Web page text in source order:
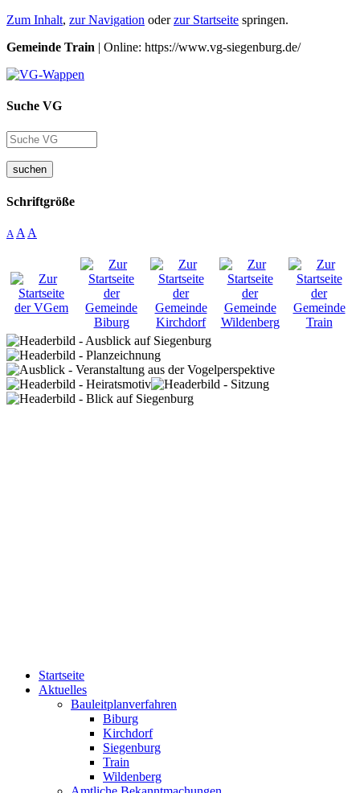
Zum Inhalt, zur Navigation oderzur Startseite springen.
Gemeinde Train | Online: https://www.vg-siegenburg.de/
Suche VG
suchen
Schriftgröße
A A A
Startseite
Aktuelles
Bauleitplanverfahren
Biburg
Kirchdorf
Siegenburg
Train
Wildenberg